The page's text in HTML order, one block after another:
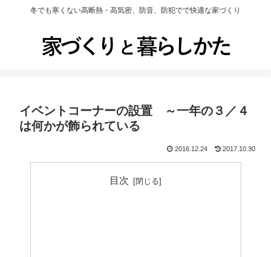
冬でも寒くない高断熱・高気密、防音、防犯でで快適な家づくり
イベントコーナーの設置 ～一年の３／４
は何かが飾られている
2016.12.24 2017.10.30
目次